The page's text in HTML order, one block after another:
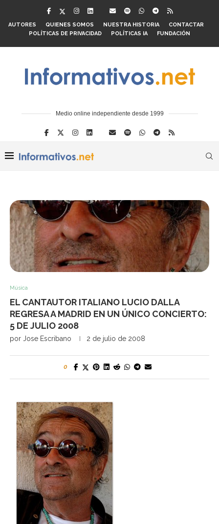
AUTORES QUIENES SOMOS NUESTRA HISTORIA
CONTACTAR
POLÍTICAS DE PRIVACIDAD
POLÍTICAS IA FUNDACIÓN
Medio online independiente desde 1999
Música
EL CANTAUTOR ITALIANO LUCIO DALLA
REGRESA A MADRID EN UN ÚNICO CONCIERTO:
5 DE JULIO 2008
por Jose Escribano 2 de julio de 2008
0